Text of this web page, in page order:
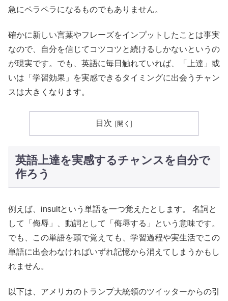
急にペラペラになるものでもありません。
確かに新しい言葉やフレーズをインプットしたことは事実
なので、自分を信じてコツコツと続けるしかないというの
が現実です。でも、英語に毎日触れていれば、「上達」或
いは「学習効果」を実感できるタイミングに出会うチャン
スは大きくなります。
目次
英語上達を実感するチャンスを自分で
作ろう
例えば、insultという単語を一つ覚えたとします。 名詞と
して「侮辱」、動詞として「侮辱する」という意味です。
でも、この単語を頭で覚えても、学習過程や実生活でこの
単語に出会わなければいずれ記憶から消えてしまうかもし
れません。
以下は、アメリカのトランプ大統領のツイッターからの引